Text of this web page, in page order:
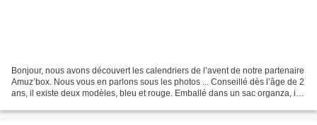
Bonjour, nous avons découvert les calendriers de l’avent de notre partenaire
Amuz’box. Nous vous en parlons sous les photos ... Conseillé dès l’âge de 2
ans, il existe deux modèles, bleu et rouge. Emballé dans un sac organza, il